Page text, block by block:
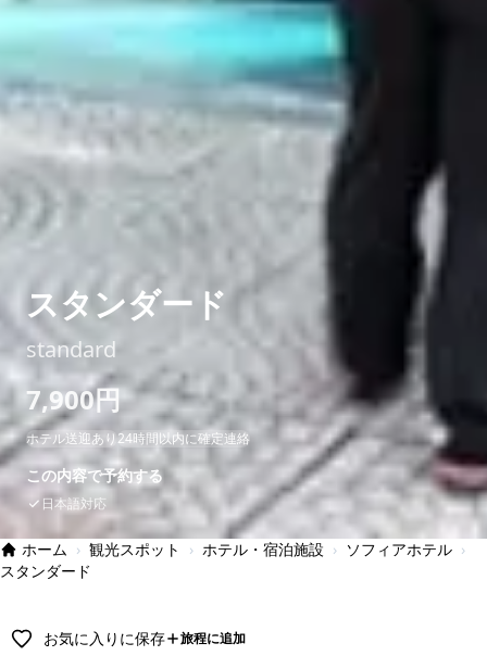
スタンダード
standard
7,900円
ホテル送迎あり24時間以内に確定連絡
この内容で予約する
日本語対応
ホーム › 観光スポット › ホテル・宿泊施設 › ソフィアホテル ›
スタンダード
お気に入りに保存 旅程に追加